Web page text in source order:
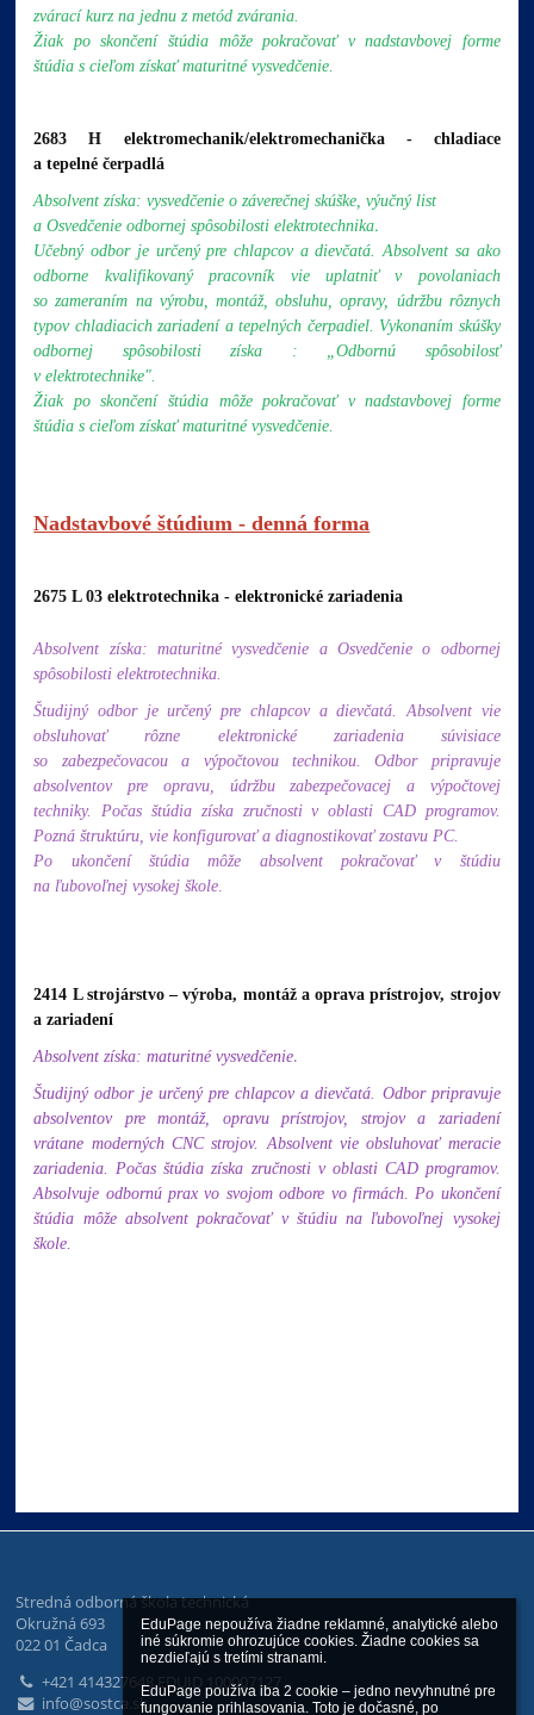
EduPage nepoužíva žiadne reklamné, analytické alebo
iné súkromie ohrozujúce cookies. Žiadne cookies sa
nezdieľajú s tretími stranami.
EduPage používa iba 2 cookie – jedno nevyhnutné pre
fungovanie prihlasovania. Toto je dočasné, po
zvárací kurz na jednu z metód zvárania.
Žiak po skončení štúdia môže pokračovať v nadstavbovej forme
štúdia s cieľom získať maturitné vysvedčenie.
2683 H elektromechanik/elektromechanička - chladiace
a tepelné čerpadlá
Absolvent získa: vysvedčenie o záverečnej skúške, výučný list
a Osvedčenie odbornej spôsobilosti elektrotechnika.
Učebný odbor je určený pre chlapcov a dievčatá.Absolvent sa ako
odborne kvalifikovaný pracovník vie uplatniť v povolaniach
so zameraním na výrobu, montáž, obsluhu, opravy, údržbu rôznych
typov chladiacich zariadení a tepelných čerpadiel. Vykonaním skúšky
odbornej spôsobilosti získa : „Odbornú spôsobilosť
v elektrotechnike".
Žiak po skončení štúdia môže pokračovať v nadstavbovej forme
štúdia s cieľom získať maturitné vysvedčenie.
Nadstavbové štúdium - denná forma
2675 L 03 elektrotechnika - elektronické zariadenia
Absolvent získa: maturitné vysvedčenie a Osvedčenie o odbornej
spôsobilosti elektrotechnika.
Študijný odbor je určený pre chlapcov a dievčatá.
Absolvent vie
obsluhovať rôzne elektronické zariadenia súvisiace
so zabezpečovacou a výpočtovou technikou. Odbor pripravuje
absolventov pre opravu, údržbu zabezpečovacej a výpočtovej
techniky. Počas štúdia získa zručnosti v oblasti CAD programov.
Pozná štruktúru, vie konfigurovať a diagnostikovať zostavu PC.
Po ukončení štúdia môže absolvent pokračovať v štúdiu
na ľubovoľnej vysokej škole.
2414 L strojárstvo – výroba, montáž a oprava prístrojov, strojov
a zariadení
Absolvent získa: maturitné vysvedčenie.
Študijný odbor je určený pre chlapcov a dievčatá. Odbor pripravuje
absolventov pre montáž, opravu prístrojov, strojov a zariadení
vrátane moderných CNC strojov. Absolvent vie obsluhovať meracie
zariadenia. Počas štúdia získa zručnosti v oblasti CAD programov.
Absolvuje odbornú prax vo svojom odbore vo firmách. Po ukončení
štúdia môže absolvent pokračovať v štúdiu na ľubovoľnej vysokej
škole.
Stredná odborná škola technická
Okružná 693
022 01 Čadca
+421 414327648 EDUID 100007127
info@sostca.sk